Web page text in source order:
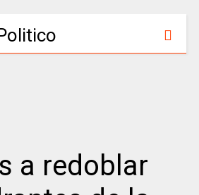
a redoblar